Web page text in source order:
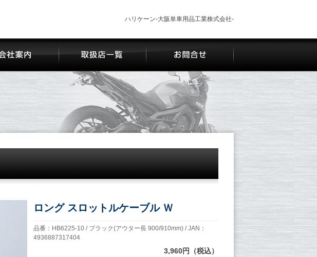
ハリケーン-大阪単車用品工業株式会社-
ロング スロットルケーブル Ｗ
品番：HB6225-10 / ブラック(アウター長 900/910mm) / JAN：
4936887317404
3,960円（税込）